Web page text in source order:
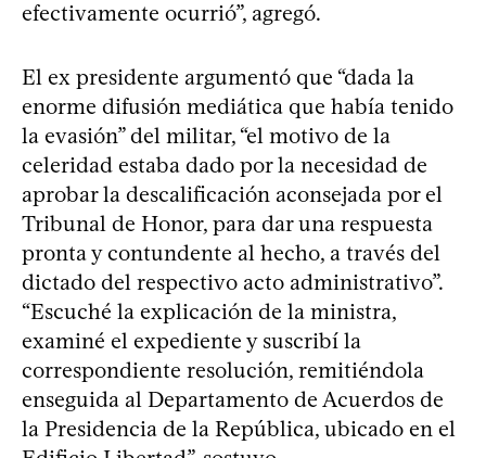
efectivamente ocurrió”, agregó.
El ex presidente argumentó que “dada la
enorme difusión mediática que había tenido
la evasión” del militar, “el motivo de la
celeridad estaba dado por la necesidad de
aprobar la descalificación aconsejada por el
Tribunal de Honor, para dar una respuesta
pronta y contundente al hecho, a través del
dictado del respectivo acto administrativo”.
“Escuché la explicación de la ministra,
examiné el expediente y suscribí la
correspondiente resolución, remitiéndola
enseguida al Departamento de Acuerdos de
la Presidencia de la República, ubicado en el